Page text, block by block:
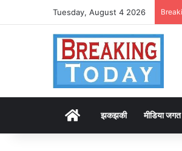
Tuesday, August 4 2026
Homeझकझकी मीडिया जगत